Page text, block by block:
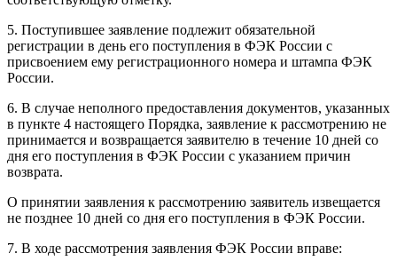
5. Поступившее заявление подлежит обязательной
регистрации в день его поступления в ФЭК России с
присвоением ему регистрационного номера и штампа ФЭК
России.
6. В случае неполного предоставления документов, указанных
в пункте 4 настоящего Порядка, заявление к рассмотрению не
принимается и возвращается заявителю в течение 10 дней со
дня его поступления в ФЭК России с указанием причин
возврата.
О принятии заявления к рассмотрению заявитель извещается
не позднее 10 дней со дня его поступления в ФЭК России.
7. В ходе рассмотрения заявления ФЭК России вправе: